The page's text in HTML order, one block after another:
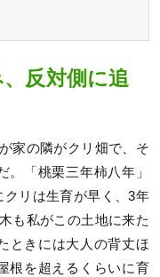
反対側に追
家の隣がクリ畑で、そ
「桃栗三年柿八年」
クリは生育が早く、3年
も私がこの土地に来た
ときには大人の背丈ほ
根を超えるくらいに育